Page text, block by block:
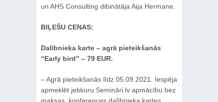
un AHS Consulting dibinātāja Aija Hermane.
BIĻEŠU CENAS:
Dalībnieka karte – agrā pieteikšanās
“Early bird” – 79 EUR.
– Agrā pieteikšanās līdz 05.09.2021. Iespēja
apmeklēt jebkuru Semināri.lv apmācību bez